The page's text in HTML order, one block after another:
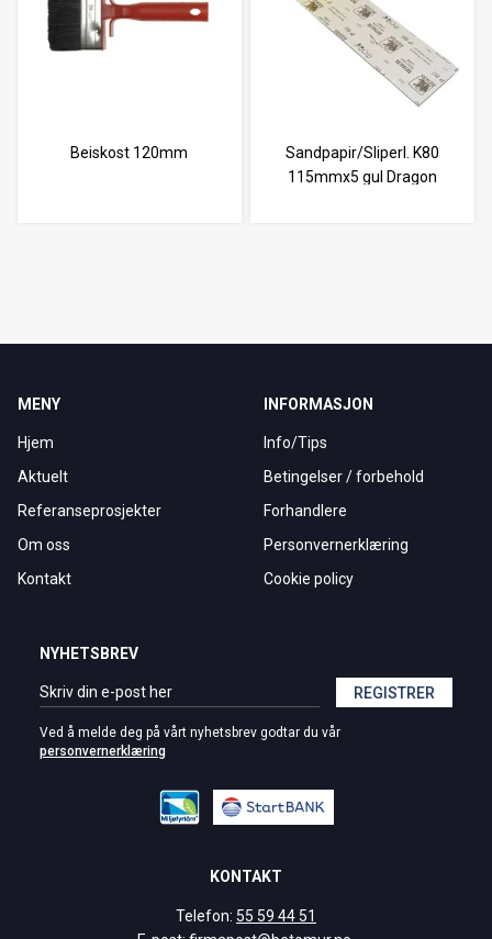
Beiskost 120mm
Sandpapir/Sliperl. K80
115mmx5 gul Dragon
MENY
Hjem
Aktuelt
Referanseprosjekter
Om oss
Kontakt
INFORMASJON
Info/Tips
Betingelser / forbehold
Forhandlere
Personvernerklæring
Cookie policy
NYHETSBREV
REGISTRER
Ved å melde deg på vårt nyhetsbrev godtar du vår
personvernerklæring
KONTAKT
Telefon: 55 59 44 51